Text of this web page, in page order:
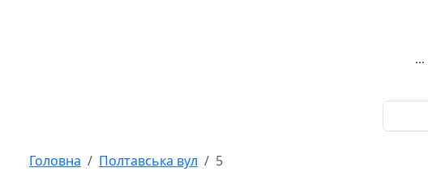
...
Головна Полтавська вул 5